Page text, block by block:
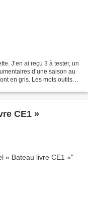
J’en ai reçu 3 à tester, un
d’une saison au
en gris. Les mots outils
CE1 »